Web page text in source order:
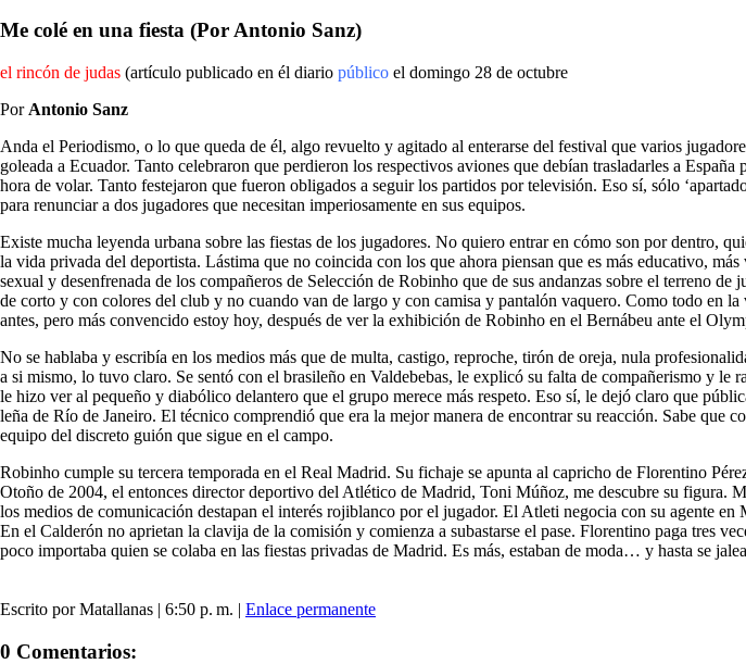
Me colé en una fiesta (Por Antonio Sanz)
el rincón de judas (artículo publicado en él diario público el domingo 28 de octubre
Por Antonio Sanz
Anda el Periodismo, o lo que queda de él, algo revuelto y agitado al enterarse del festival que varios
goleada a Ecuador. Tanto celebraron que perdieron los respectivos aviones que debían trasladarles a
hora de volar. Tanto festejaron que fueron obligados a seguir los partidos por televisión. Eso sí, sólo
para renunciar a dos jugadores que necesitan imperiosamente en sus equipos.
Existe mucha leyenda urbana sobre las fiestas de los jugadores. No quiero entrar en cómo son por dentro,
la vida privada del deportista. Lástima que no coincida con los que ahora piensan que es más educativo,
sexual y desenfrenada de los compañeros de Selección de Robinho que de sus andanzas sobre el terreno
de corto y con colores del club y no cuando van de largo y con camisa y pantalón vaquero. Como todo en
antes, pero más convencido estoy hoy, después de ver la exhibición de Robinho en el Bernábeu ante el
No se hablaba y escribía en los medios más que de multa, castigo, reproche, tirón de oreja, nula
a si mismo, lo tuvo claro. Se sentó con el brasileño en Valdebebas, le explicó su falta de compañerismo y
le hizo ver al pequeño y diabólico delantero que el grupo merece más respeto. Eso sí, le dejó claro que
leña de Río de Janeiro. El técnico comprendió que era la mejor manera de encontrar su reacción. Sabe
equipo del discreto guión que sigue en el campo.
Robinho cumple su tercera temporada en el Real Madrid. Su fichaje se apunta al capricho de Florentino
Otoño de 2004, el entonces director deportivo del Atlético de Madrid, Toni Múñoz, me descubre su figura.
los medios de comunicación destapan el interés rojiblanco por el jugador. El Atleti negocia con su agente
En el Calderón no aprietan la clavija de la comisión y comienza a subastarse el pase. Florentino paga tres
poco importaba quien se colaba en las fiestas privadas de Madrid. Es más, estaban de moda… y hasta se
Escrito por Matallanas | 6:50 p. m. | Enlace permanente
0 Comentarios: